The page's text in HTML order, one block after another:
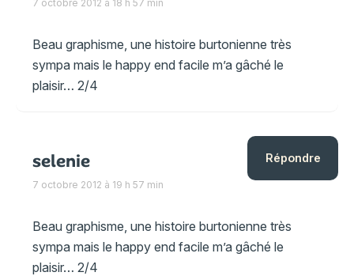
7 octobre 2012 à 18 h 57 min
Beau graphisme, une histoire burtonienne très
sympa mais le happy end facile m’a gâché le
plaisir… 2/4
selenie
7 octobre 2012 à 19 h 57 min
Beau graphisme, une histoire burtonienne très
sympa mais le happy end facile m’a gâché le
plaisir… 2/4
Répondre